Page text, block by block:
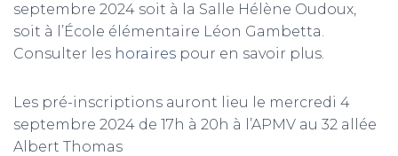
septembre 2024 soit à la Salle Hélène Oudoux,
soit à l’École élémentaire Léon Gambetta.
Consulter les horaires pour en savoir plus.
Les pré-inscriptions auront lieu le mercredi 4
septembre 2024 de 17h à 20h à l’APMV au 32 allée
Albert Thomas